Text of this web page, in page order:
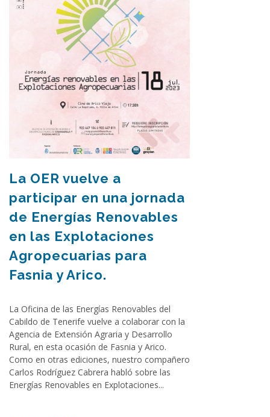
La OER vuelve a
participar en una jornada
de Energías Renovables
en las Explotaciones
Agropecuarias para
Fasnia y Arico.
La Oficina de las Energías Renovables del
Cabildo de Tenerife vuelve a colaborar con la
Agencia de Extensión Agraria y Desarrollo
Rural, en esta ocasión de Fasnia y Arico.
Como en otras ediciones, nuestro compañero
Carlos Rodríguez Cabrera habló sobre las
Energías Renovables en Explotaciones...